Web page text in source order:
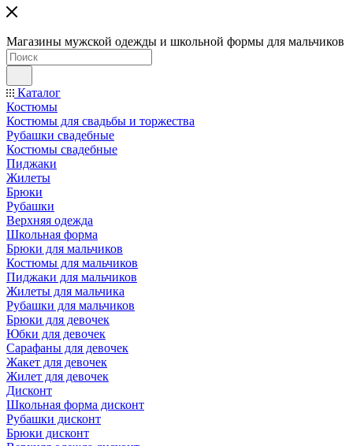
Магазины мужской одежды и школьной формы для мальчиков
Каталог
Костюмы
Костюмы для свадьбы и торжества
Рубашки свадебные
Костюмы свадебные
Пиджаки
Жилеты
Брюки
Рубашки
Верхняя одежда
Школьная форма
Брюки для мальчиков
Костюмы для мальчиков
Пиджаки для мальчиков
Жилеты для мальчика
Рубашки для мальчиков
Брюки для девочек
Юбки для девочек
Сарафаны для девочек
Жакет для девочек
Жилет для девочек
Дисконт
Школьная форма дисконт
Рубашки дисконт
Брюки дисконт